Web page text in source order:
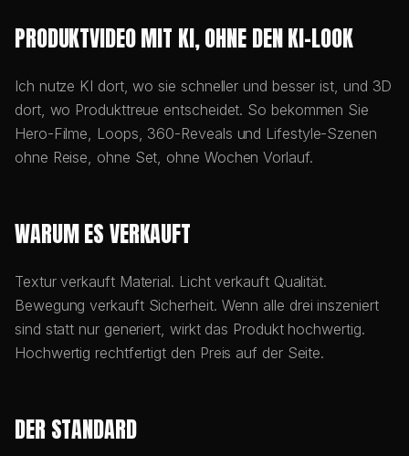
PRODUKTVIDEO MIT KI, OHNE DEN KI-LOOK
Ich nutze KI dort, wo sie schneller und besser ist, und 3D
dort, wo Produkttreue entscheidet. So bekommen Sie
Hero-Filme, Loops, 360-Reveals und Lifestyle-Szenen
ohne Reise, ohne Set, ohne Wochen Vorlauf.
WARUM ES VERKAUFT
Textur verkauft Material. Licht verkauft Qualität.
Bewegung verkauft Sicherheit. Wenn alle drei inszeniert
sind statt nur generiert, wirkt das Produkt hochwertig.
Hochwertig rechtfertigt den Preis auf der Seite.
DER STANDARD